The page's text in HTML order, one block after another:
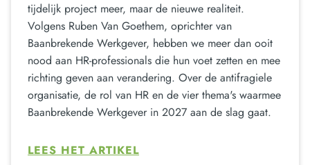
tijdelijk project meer, maar de nieuwe realiteit.
Volgens Ruben Van Goethem, oprichter van
Baanbrekende Werkgever, hebben we meer dan ooit
nood aan HR-professionals die hun voet zetten en mee
richting geven aan verandering. Over de antifragiele
organisatie, de rol van HR en de vier thema's waarmee
Baanbrekende Werkgever in 2027 aan de slag gaat.
LEES HET ARTIKEL